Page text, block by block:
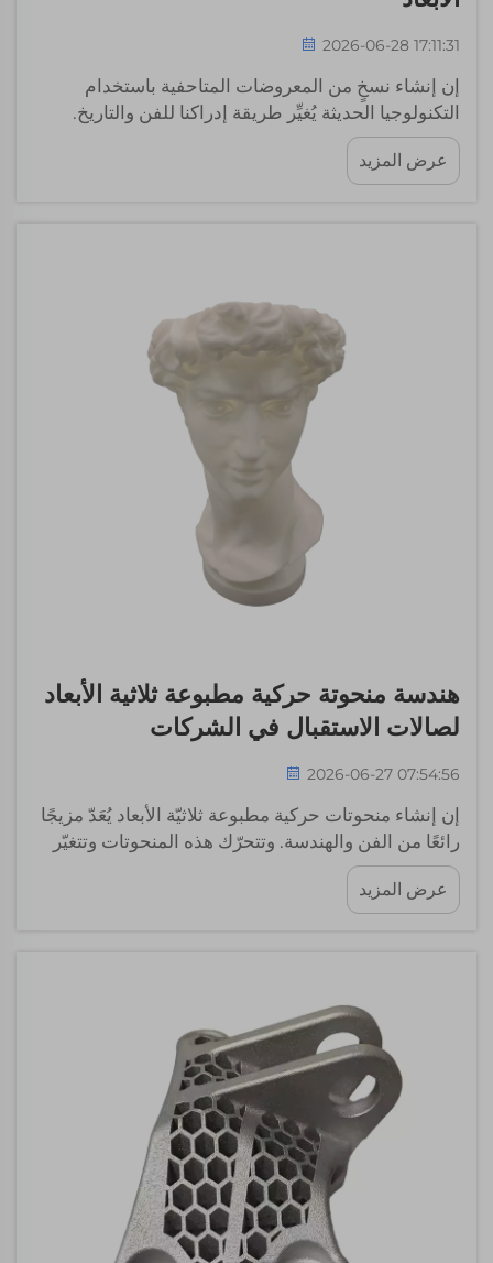
2026-06-28 17:11:31
إن إنشاء نسخٍ من المعروضات المتاحفية باستخدام
التكنولوجيا الحديثة يُغيِّر طريقة إدراكنا للفن والتاريخ.
وتتصدَّر شركة «وايل-ستون» هذا التحوُّل المثير، حيث
تستخدم الطباعة ثلاثية الأبعاد لإنتاج تماثيل ونماذج مُصغَّرة
دقيقة لأعمال فنية مشهورة وقطع تاريخية. وهذا يعني أن
عرض المزيد
هندسة منحوتة حركية مطبوعة ثلاثية الأبعاد
لصالات الاستقبال في الشركات
2026-06-27 07:54:56
إن إنشاء منحوتات حركية مطبوعة ثلاثيّة الأبعاد يُعَدّ مزيجًا
رائعًا من الفن والهندسة. وتتحرّك هذه المنحوتات وتتغيّر
أشكالها، ما يلفت انتباه كل من يراها. وفي صالات استقبال
الشركات، تترك انطباعًا قويًّا جدًّا؛ فهي تجذب الانتباه
وتنشئ أجواءً حيويّةً ونشيطَةً. الناس...
عرض المزيد